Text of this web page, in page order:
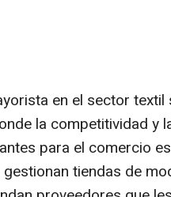
en el sector
la competitividad y
para el comercio
tiendas de